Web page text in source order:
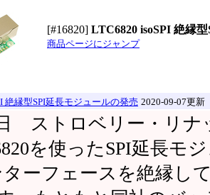
[#16820] LTC6820 isoSPI 絶縁
商品ページにジャンプ
絶縁型SPI延長モジュールの発売 2020-09-07更新
ストロベリー・リ
を使ったSPI延長モ
ターフェースを絶縁し